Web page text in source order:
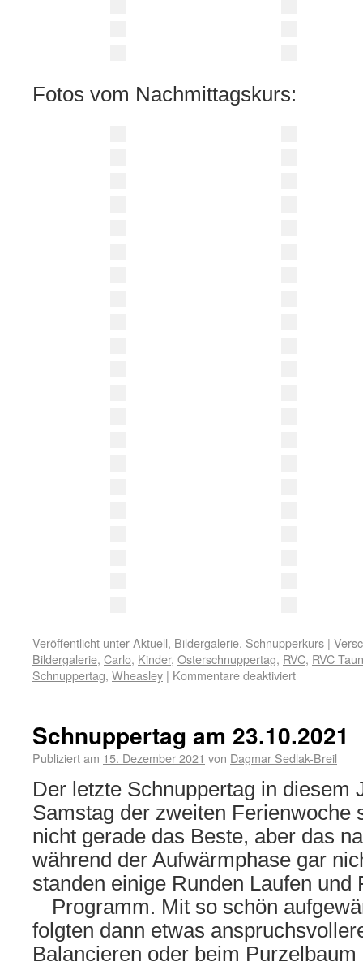
Fotos vom Nachmittagskurs:
Veröffentlicht unterAktuell, Bildergalerie, Schnupperkurs |
Bildergalerie, Carlo, Kinder, Osterschnuppertag, RVC, RVC
Schnuppertag, Wheasley | Kommentare deaktiviert
Schnuppertag am 23.10.2021
Publiziert am 15. Dezember 2021 von Dagmar Sedlak-Breil
Der letzte Schnuppertag in diesem
Samstag der zweiten Ferienwoche
nicht gerade das Beste, aber das
während der Aufwärmphase gar
standen einige Runden Laufen und
Programm. Mit so schön
folgten dann etwas
Balancieren oder beim